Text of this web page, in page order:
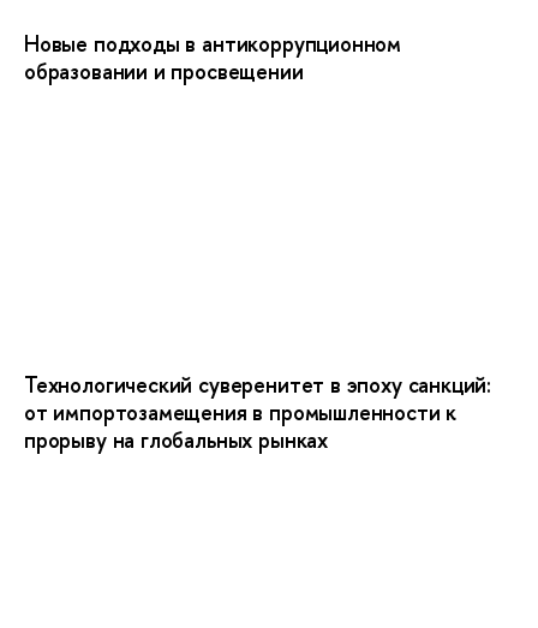
Новые подходы в антикоррупционном
образовании и просвещении
Технологический суверенитет в эпоху санкций:
от импортозамещения в промышленности к
прорыву на глобальных рынках